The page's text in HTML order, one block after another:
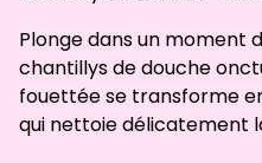
Plonge dans un moment
chantillys de douche
fouettée se transforme
qui nettoie délicatement